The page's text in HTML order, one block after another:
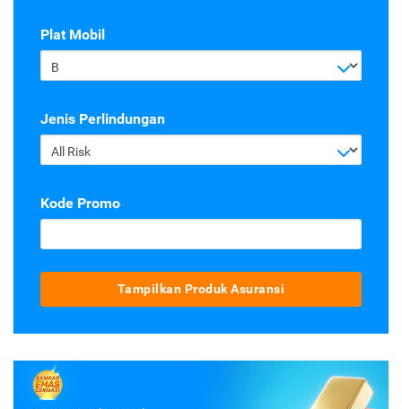
Plat Mobil
B
Jenis Perlindungan
All Risk
Kode Promo
Tampilkan Produk Asuransi